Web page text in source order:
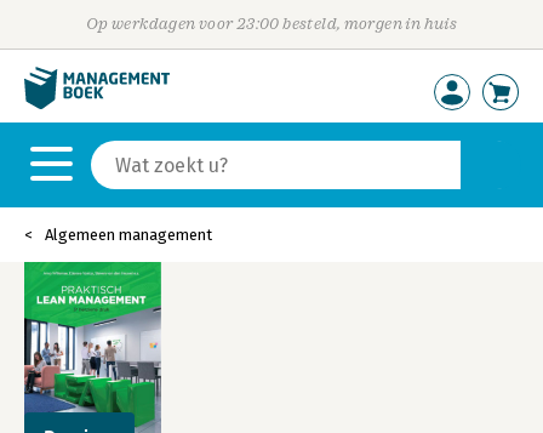
Op werkdagen voor 23:00 besteld, morgen in huis
Algemeen management